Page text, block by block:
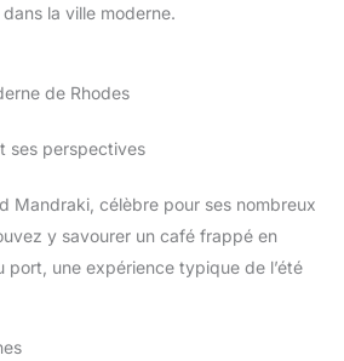
la ville moderne.
de Rhodes
ses perspectives
Mandraki, célèbre pour ses nombreux
y savourer un café frappé en
port, une expérience typique de l’été